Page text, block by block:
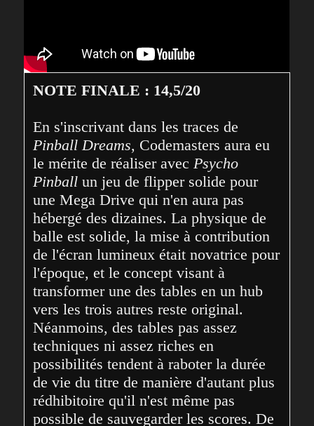
NOTE FINALE : 14,5/20
Pinball Dreams, Codemasters aura eu
le mérite de réaliser avec Psycho
Pinball un jeu de flipper solide pour
une Mega Drive qui n'en aura pas
hébergé des dizaines. La physique de
balle est solide, la mise à contribution
de l'écran lumineux était novatrice pour
l'époque, et le concept visant à
transformer une des tables en un hub
vers les trois autres reste original.
Néanmoins, des tables pas assez
techniques ni assez riches en
possibilités tendent à raboter la durée
de vie du titre de manière d'autant plus
rédhibitoire qu'il n'est même pas
possible de sauvegarder les scores. De